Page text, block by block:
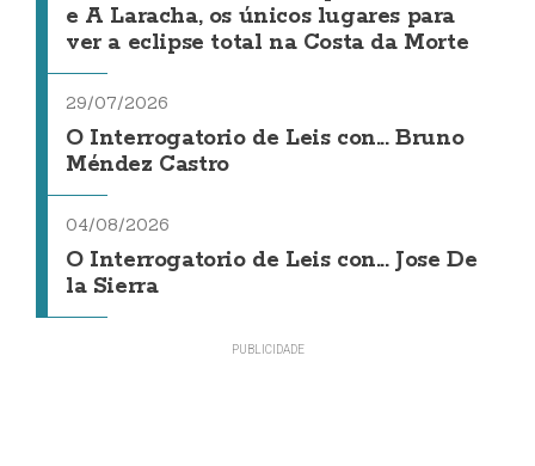
e A Laracha, os únicos lugares para
ver a eclipse total na Costa da Morte
29/07/2026
O Interrogatorio de Leis con... Bruno
Méndez Castro
04/08/2026
O Interrogatorio de Leis con... Jose De
la Sierra